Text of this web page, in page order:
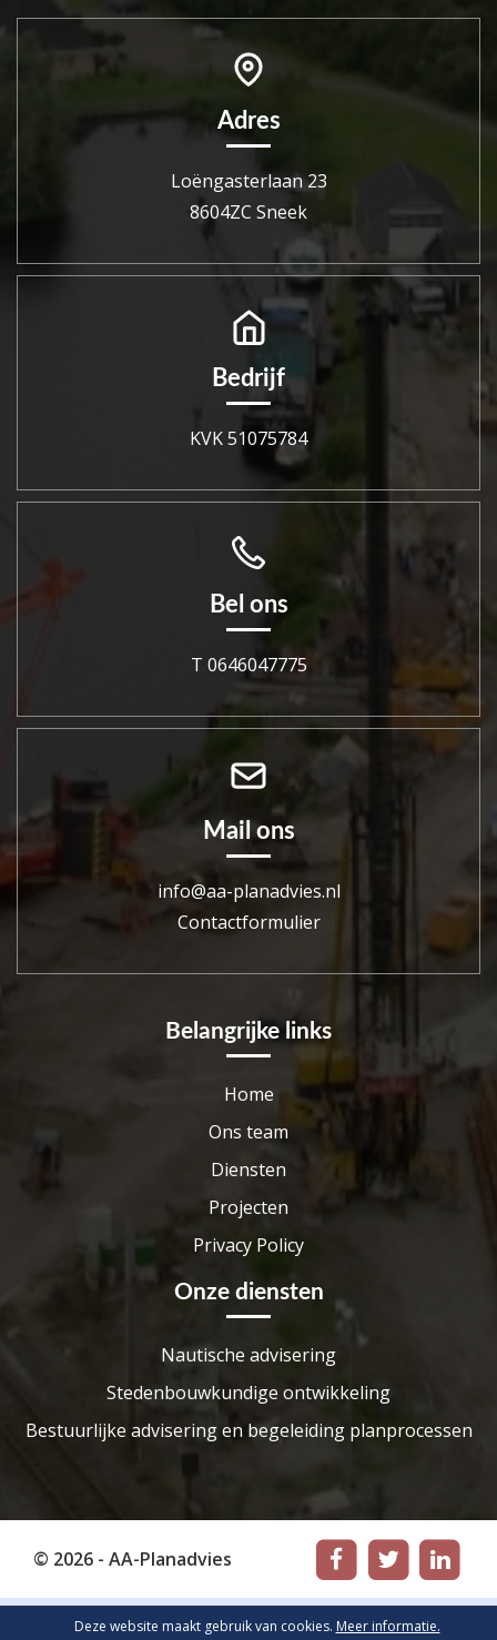
Adres
Loëngasterlaan 23
8604ZC Sneek
Bedrijf
KVK 51075784
Bel ons
T 0646047775
Mail ons
info@aa-planadvies.nl
Contactformulier
Belangrijke links
Home
Ons team
Diensten
Projecten
Privacy Policy
Onze diensten
Nautische advisering
Stedenbouwkundige ontwikkeling
Bestuurlijke advisering en begeleiding planprocessen
© 2026 - AA-Planadvies
Deze website maakt gebruik van cookies. Meer informatie.